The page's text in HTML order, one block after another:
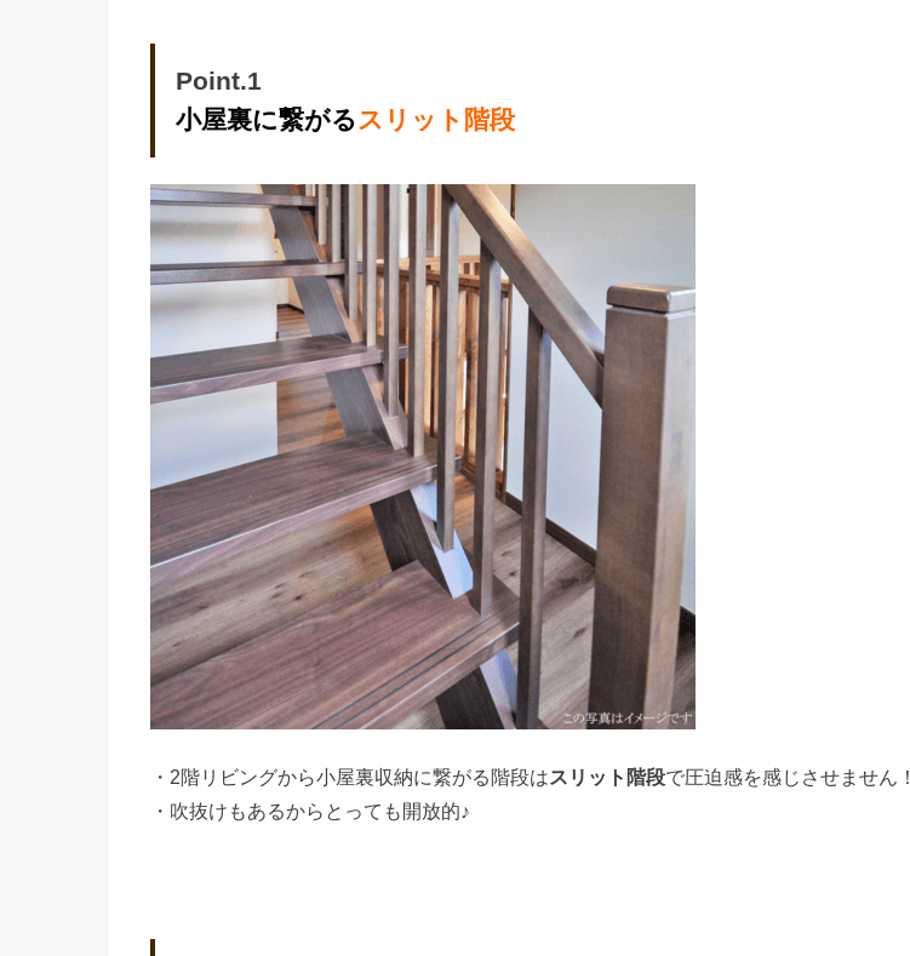
Point.1
小屋裏に繋がるスリット階段
・2階リビングから小屋裏収納に繋がる階段はスリット階段で圧迫感を感じさせません！
・吹抜けもあるからとっても開放的♪